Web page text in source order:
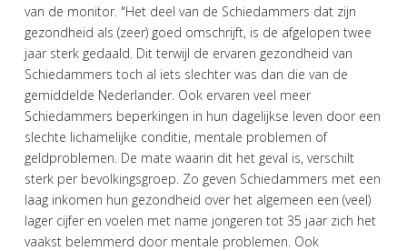
van de monitor. "Het deel van de Schiedammers dat zijn
gezondheid als (zeer) goed omschrijft, is de afgelopen twee
jaar sterk gedaald. Dit terwijl de ervaren gezondheid van
Schiedammers toch al iets slechter was dan die van de
gemiddelde Nederlander. Ook ervaren veel meer
Schiedammers beperkingen in hun dagelijkse leven door een
slechte lichamelijke conditie, mentale problemen of
geldproblemen. De mate waarin dit het geval is, verschilt
sterk per bevolkingsgroep. Zo geven Schiedammers met een
laag inkomen hun gezondheid over het algemeen een (veel)
lager cijfer en voelen met name jongeren tot 35 jaar zich het
vaakst belemmerd door mentale problemen. Ook